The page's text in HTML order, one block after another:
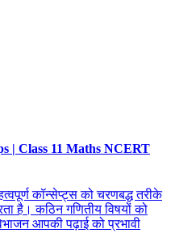
| Class 11 Maths NCERT
कॉन्सेप्ट्स को चरणबद्ध तरीके
है। कठिन गणितीय विषयों को
आपकी पढ़ाई को प्रभावी